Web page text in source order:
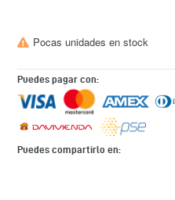
Pocas unidades en stock
Puedes pagar con:
Puedes compartirlo en: